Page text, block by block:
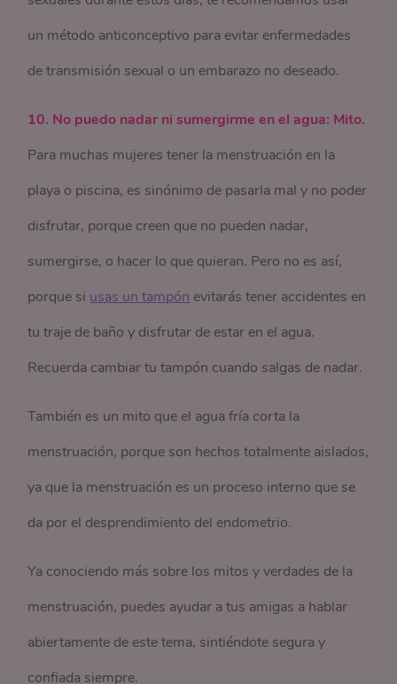
un método anticonceptivo para evitar enfermedades
de transmisión sexual o un embarazo no deseado.
10. No puedo nadar ni sumergirme en el agua: Mito.
Para muchas mujeres tener la menstruación en la
playa o piscina, es sinónimo de pasarla mal y no poder
disfrutar, porque creen que no pueden nadar,
sumergirse, o hacer lo que quieran. Pero no es así,
porque si usas un tampón evitarás tener accidentes en
tu traje de baño y disfrutar de estar en el agua.
Recuerda cambiar tu tampón cuando salgas de nadar.
También es un mito que el agua fría corta la
menstruación, porque son hechos totalmente aislados,
ya que la menstruación es un proceso interno que se
da por el desprendimiento del endometrio.
Ya conociendo más sobre los mitos y verdades de la
menstruación, puedes ayudar a tus amigas a hablar
abiertamente de este tema, sintiéndote segura y
confiada siempre.